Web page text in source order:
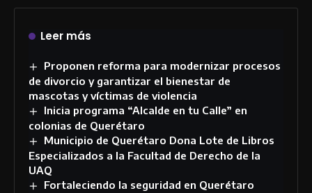
Leer más
Proponen reforma para modernizar procesos
de divorcio y garantizar el bienestar de
mascotas y víctimas de violencia
Inicia programa “Alcalde en tu Calle” en
colonias de Querétaro
Municipio de Querétaro Dona Lote de Libros
Especializados a la Facultad de Derecho de la
UAQ
Fortaleciendo la seguridad en Querétaro